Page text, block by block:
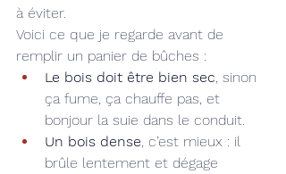
à éviter.
Voici ce que je regarde avant de
remplir un panier de bûches :
Le bois doit être bien sec , sinon
ça fume, ça chauffe pas, et
bonjour la suie dans le conduit.
Un bois dense , c’est mieux : il
brûle lentement et dégage